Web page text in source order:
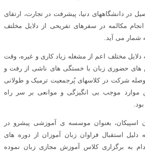
در دانشگاههای دنیا، پیشرفت در تجارت، ارتقای
مکالمه در سفرهای تفریحی از دلایل مخلتف
شمار می آید.
دلایل مختلف اعم از مشغله زیاد کاری و غیره، وقت
حضوری زبان با خستگی های ناشی از رفت و
حوصله شرکت در کلاسهای پُرجمعیت ترمیک و طولانی
موارد موجب بی انگیزگی و موانعی بر سر راه
اسپیکان، بعنوان موسسه ی آموزشی پیشرو در
دلیل استقبال فراوان زبان آموزان از دوره های
به برگزاری کلاس آموزش مجازی زبان نموده